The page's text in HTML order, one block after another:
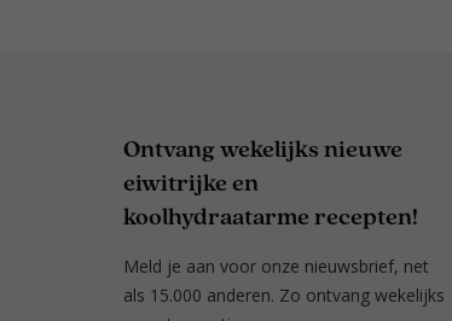
Ontvang wekelijks nieuwe
eiwitrijke en
koolhydraatarme recepten!
Meld je aan voor onze nieuwsbrief, net
als 15.000 anderen. Zo ontvang wekelijks